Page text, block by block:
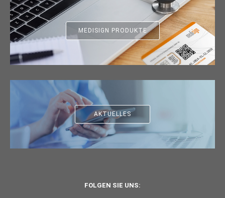
MEDISIGN PRODUKTE
AKTUELLES
FOLGEN SIE UNS: